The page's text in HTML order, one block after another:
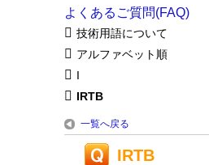
よくあるご質問(FAQ)
技術用語について
アルファベット順
I
IRTB
一覧へ戻る
IRTB